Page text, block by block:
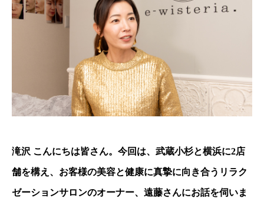
滝沢 こんにちは皆さん。今回は、武蔵小杉と横浜に2店
舗を構え、お客様の美容と健康に真摯に向き合うリラク
ゼーションサロンのオーナー、遠藤さんにお話を伺いま